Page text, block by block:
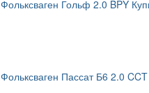
Гольф 2.0 BPY
Пассат Б6 2.0